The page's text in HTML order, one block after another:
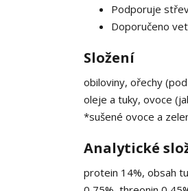
Podporuje
Doporučeno
Složení
obiloviny, ořechy
oleje a tuky, ovoce
*sušené ovoce a
Analytické
protein 14%, obsah